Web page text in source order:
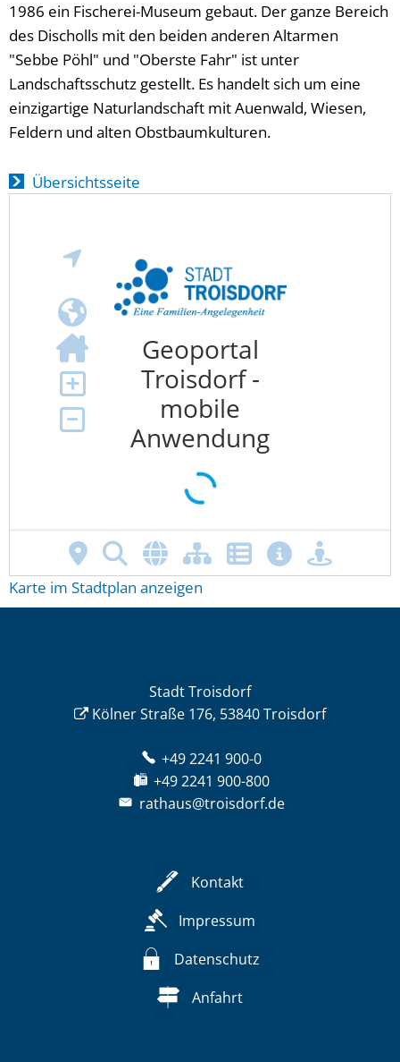
1986 ein Fischerei-Museum gebaut. Der ganze Bereich
des Discholls mit den beiden anderen Altarmen
"Sebbe Pöhl" und "Oberste Fahr" ist unter
Landschaftsschutz gestellt. Es handelt sich um eine
einzigartige Naturlandschaft mit Auenwald, Wiesen,
Feldern und alten Obstbaumkulturen.
Übersichtsseite
Karte im Stadtplan anzeigen
Stadt Troisdorf
Kölner Straße 176, 53840 Troisdorf
+49 2241 900-0
+49 2241 900-800
rathaus@troisdorf.de
Kontakt
Impressum
Datenschutz
Anfahrt